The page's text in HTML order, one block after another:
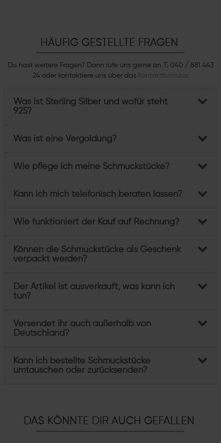
HÄUFIG GESTELLTE FRAGEN
Du hast weitere Fragen? Dann rufe uns gerne an T: 040 / 881 443
24 oder kontaktiere uns über das
Kontaktformular.
Was ist Sterling Silber und wofür steht
925?
Was ist eine Vergoldung?
Wie pflege ich meine Schmuckstücke?
Kann ich mich telefonisch beraten lassen?
Wie funktioniert der Kauf auf Rechnung?
Können die Schmuckstücke als Geschenk
verpackt werden?
Der Artikel ist ausverkauft, was kann ich
tun?
Versendet ihr auch außerhalb von
Deutschland?
Kann ich bestellte Schmuckstücke
umtauschen oder zurücksenden?
DAS KÖNNTE DIR AUCH GEFALLEN